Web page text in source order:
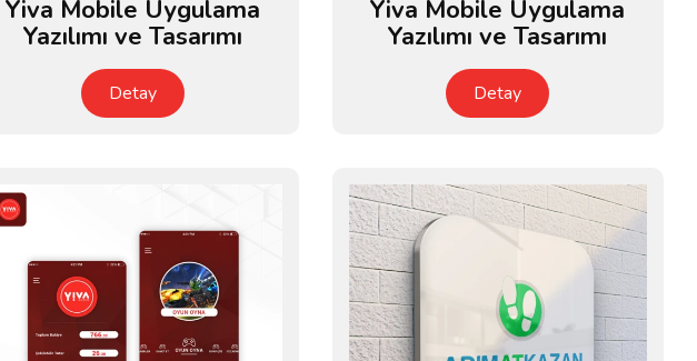
Yiva Mobile Uygulama
Yazılımı ve Tasarımı
Detay
Yiva Mobile Uygulama
Yazılımı ve Tasarımı
Detay